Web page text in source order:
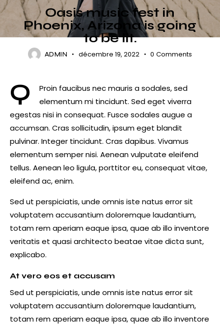
Oasis music fest in
Phoenix, Arizona is going
to be lit.
ADMIN décembre 19, 2022 0 Comments
Q
Proin faucibus nec mauris a sodales, sed
elementum mi tincidunt. Sed eget viverra
egestas nisi in consequat. Fusce sodales augue a
accumsan. Cras sollicitudin, ipsum eget blandit
pulvinar. Integer tincidunt. Cras dapibus. Vivamus
elementum semper nisi. Aenean vulputate eleifend
tellus. Aenean leo ligula, porttitor eu, consequat vitae,
eleifend ac, enim.
Sed ut perspiciatis, unde omnis iste natus error sit
voluptatem accusantium doloremque laudantium,
totam rem aperiam eaque ipsa, quae ab illo inventore
veritatis et quasi architecto beatae vitae dicta sunt,
explicabo.
At vero eos et accusam
Sed ut perspiciatis, unde omnis iste natus error sit
voluptatem accusantium doloremque laudantium,
totam rem aperiam eaque ipsa, quae ab illo inventore